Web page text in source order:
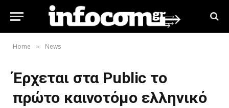
Home » News
Έρχεται στα Public το
πρώτο καινοτόμο ελληνικό